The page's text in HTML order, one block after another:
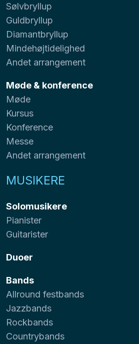
Sølvbryllup
Guldbryllup
Diamantbryllup
Mindehøjtidelighed
Andet arrangement
Møde & konference
Møde
Kursus
Konference
Messe
Andet arrangement
MUSIKERE
Solomusikere
Pianister
Guitarister
Duoer
Bands
Allround festbands
Jazzbands
Rockbands
Countrybands